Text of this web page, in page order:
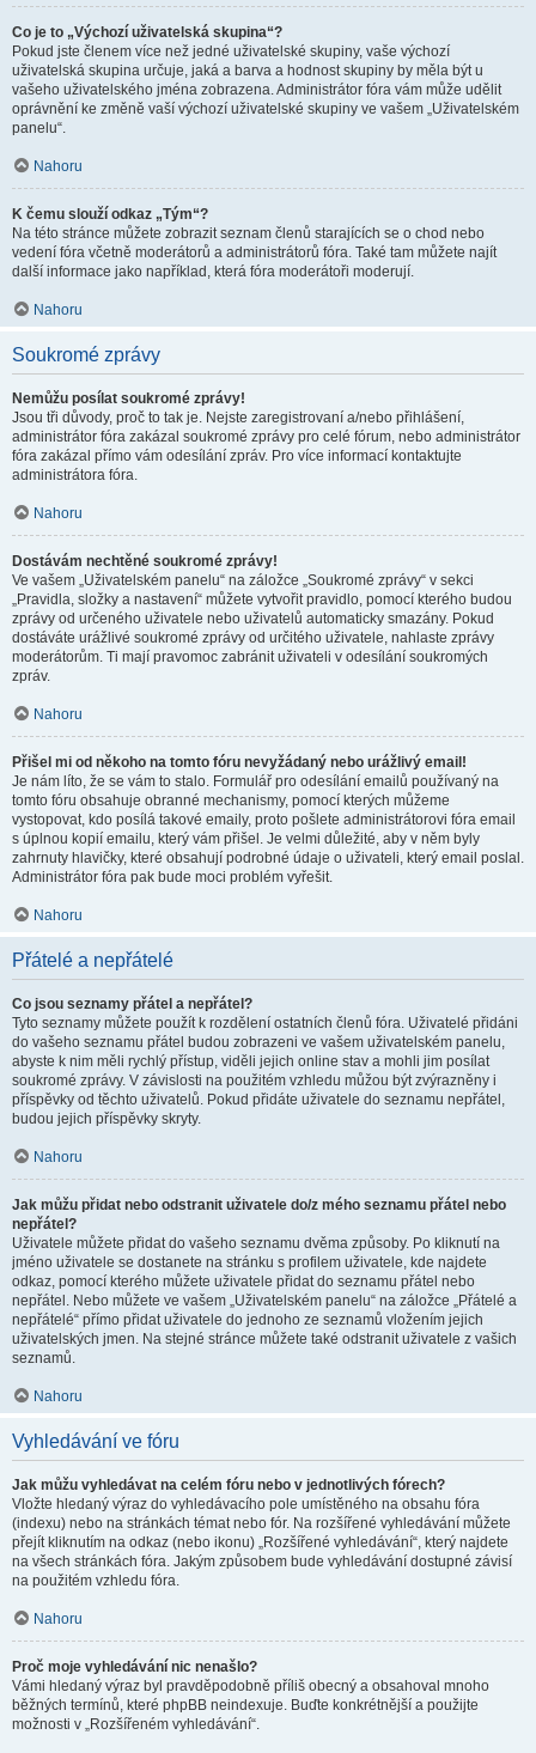
Co je to „Výchozí uživatelská skupina“?
Pokud jste členem více než jedné uživatelské skupiny, vaše výchozí
uživatelská skupina určuje, jaká a barva a hodnost skupiny by měla být u
vašeho uživatelského jména zobrazena. Administrátor fóra vám může udělit
oprávnění ke změně vaší výchozí uživatelské skupiny ve vašem „Uživatelském
panelu“.
Nahoru
K čemu slouží odkaz „Tým“?
Na této stránce můžete zobrazit seznam členů starajících se o chod nebo
vedení fóra včetně moderátorů a administrátorů fóra. Také tam můžete najít
další informace jako například, která fóra moderátoři moderují.
Nahoru
Soukromé zprávy
Nemůžu posílat soukromé zprávy!
Jsou tři důvody, proč to tak je. Nejste zaregistrovaní a/nebo přihlášení,
administrátor fóra zakázal soukromé zprávy pro celé fórum, nebo administrátor
fóra zakázal přímo vám odesílání zpráv. Pro více informací kontaktujte
administrátora fóra.
Nahoru
Dostávám nechtěné soukromé zprávy!
Ve vašem „Uživatelském panelu“ na záložce „Soukromé zprávy“ v sekci
„Pravidla, složky a nastavení“ můžete vytvořit pravidlo, pomocí kterého budou
zprávy od určeného uživatele nebo uživatelů automaticky smazány. Pokud
dostáváte urážlivé soukromé zprávy od určitého uživatele, nahlaste zprávy
moderátorům. Ti mají pravomoc zabránit uživateli v odesílání soukromých
zpráv.
Nahoru
Přišel mi od někoho na tomto fóru nevyžádaný nebo urážlivý email!
Je nám líto, že se vám to stalo. Formulář pro odesílání emailů používaný na
tomto fóru obsahuje obranné mechanismy, pomocí kterých můžeme
vystopovat, kdo posílá takové emaily, proto pošlete administrátorovi fóra email
s úplnou kopií emailu, který vám přišel. Je velmi důležité, aby v něm byly
zahrnuty hlavičky, které obsahují podrobné údaje o uživateli, který email poslal.
Administrátor fóra pak bude moci problém vyřešit.
Nahoru
Přátelé a nepřátelé
Co jsou seznamy přátel a nepřátel?
Tyto seznamy můžete použít k rozdělení ostatních členů fóra. Uživatelé přidáni
do vašeho seznamu přátel budou zobrazeni ve vašem uživatelském panelu,
abyste k nim měli rychlý přístup, viděli jejich online stav a mohli jim posílat
soukromé zprávy. V závislosti na použitém vzhledu můžou být zvýrazněny i
příspěvky od těchto uživatelů. Pokud přidáte uživatele do seznamu nepřátel,
budou jejich příspěvky skryty.
Nahoru
Jak můžu přidat nebo odstranit uživatele do/z mého seznamu přátel nebo
nepřátel?
Uživatele můžete přidat do vašeho seznamu dvěma způsoby. Po kliknutí na
jméno uživatele se dostanete na stránku s profilem uživatele, kde najdete
odkaz, pomocí kterého můžete uživatele přidat do seznamu přátel nebo
nepřátel. Nebo můžete ve vašem „Uživatelském panelu“ na záložce „Přátelé a
nepřátelé“ přímo přidat uživatele do jednoho ze seznamů vložením jejich
uživatelských jmen. Na stejné stránce můžete také odstranit uživatele z vašich
seznamů.
Nahoru
Vyhledávání ve fóru
Jak můžu vyhledávat na celém fóru nebo v jednotlivých fórech?
Vložte hledaný výraz do vyhledávacího pole umístěného na obsahu fóra
(indexu) nebo na stránkách témat nebo fór. Na rozšířené vyhledávání můžete
přejít kliknutím na odkaz (nebo ikonu) „Rozšířené vyhledávání“, který najdete
na všech stránkách fóra. Jakým způsobem bude vyhledávání dostupné závisí
na použitém vzhledu fóra.
Nahoru
Proč moje vyhledávání nic nenašlo?
Vámi hledaný výraz byl pravděpodobně příliš obecný a obsahoval mnoho
běžných termínů, které phpBB neindexuje. Buďte konkrétnější a použijte
možnosti v „Rozšířeném vyhledávání“.